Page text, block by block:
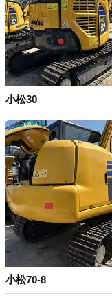
小松30
小松70-8